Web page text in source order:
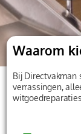
Waarom
Bij Directvakman
verrassingen,
witgoedreparaties.